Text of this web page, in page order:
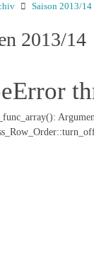
Saison 2013/14
2013/14